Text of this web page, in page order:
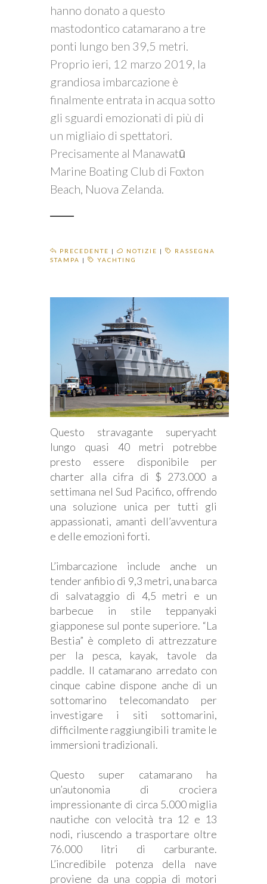
hanno donato a questo
mastodontico catamarano a tre
ponti lungo ben 39,5 metri.
Proprio ieri, 12 marzo 2019, la
grandiosa imbarcazione è
finalmente entrata in acqua sotto
gli sguardi emozionati di più di
un migliaio di spettatori.
Precisamente al Manawatū
Marine Boating Club di Foxton
Beach, Nuova Zelanda.
PRECEDENTE | NOTIZIE |
RASSEGNA
STAMPA | YACHTING
Questo stravagante superyacht
lungo quasi 40 metri potrebbe
presto essere disponibile per
charter alla cifra di $ 273.000 a
settimana nel Sud Pacifico, offrendo
una soluzione unica per tutti gli
appassionati, amanti dell’avventura
e delle emozioni forti.
L’imbarcazione include anche un
tender anfibio di 9,3 metri, una barca
di salvataggio di 4,5 metri e un
barbecue in stile teppanyaki
giapponese sul ponte superiore. “La
Bestia” è completo di attrezzature
per la pesca, kayak, tavole da
paddle. Il catamarano arredato con
cinque cabine dispone anche di un
sottomarino telecomandato per
investigare i siti sottomarini,
difficilmente raggiungibili tramite le
immersioni tradizionali.
Questo super catamarano ha
un’autonomia di crociera
impressionante di circa 5.000 miglia
nautiche con velocità tra 12 e 13
nodi, riuscendo a trasportare oltre
76.000 litri di carburante.
L’incredibile potenza della nave
proviene da una coppia di motori